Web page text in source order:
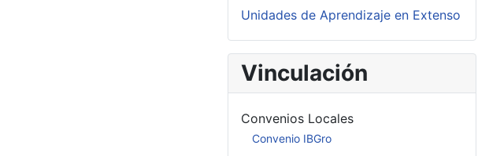
Unidades de Aprendizaje en Extenso
Vinculación
Convenios Locales
Convenio IBGro